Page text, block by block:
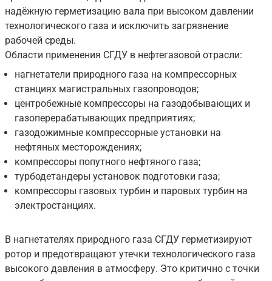
надёжную герметизацию вала при высоком давлении
технологического газа и исключить загрязнение
рабочей среды.
Области применения СГДУ в нефтегазовой отрасли:
нагнетатели природного газа на компрессорных
станциях магистральных газопроводов;
центробежные компрессоры на газодобывающих и
газоперерабатывающих предприятиях;
газодожимные компрессорные установки на
нефтяных месторождениях;
компрессоры попутного нефтяного газа;
турбодетандеры установок подготовки газа;
компрессоры газовых турбин и паровых турбин на
электростанциях.
В нагнетателях природного газа СГДУ герметизируют
ротор и предотвращают утечки технологического газа
высокого давления в атмосферу. Это критично с точки